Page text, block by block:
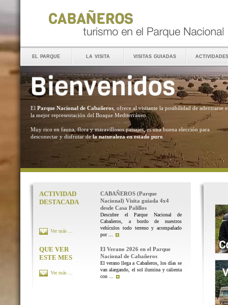
el parque la visita visitas guiadas actividades
El Parque Nacional de Cabañeros , ofrece al visitante la posibilidad de adentrarse
la mejor representación del Bosque Mediterráneo.
Muy rico en fauna, flora y maravillosos paisajes, es una buena elección para
desconectar y disfrutar dela naturaleza en estado puro .
ACTIVIDAD
DESTACADA
CABAÑEROS (Parque
Nacional) Visita guiada 4x4
desde Casa Palillos
Descubre el Parque Nacional de
Cabañeros, a bordo de nuestros
vehículos todo terreno y acompañado
por ...
Ver más ...
QUE VER
ESTE MES
El Verano 2026 en el Parque
Nacional de Cabañeros
El verano llega a Cabañeros, los días se
van alargando, el sol ilumina y calienta
con ...
Ver más ...